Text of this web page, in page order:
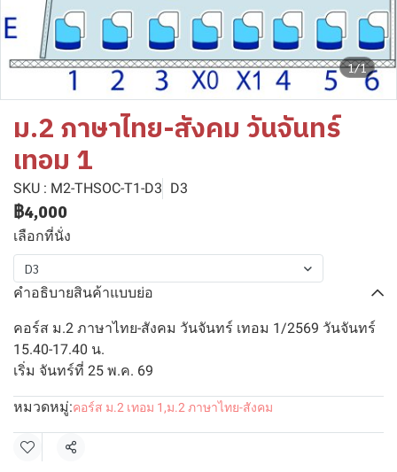
1/1
ม.2 ภาษาไทย-สังคม วันจันทร์
เทอม 1
SKU : M2-THSOC-T1-D3 D3
฿4,000
เลือกที่นั่ง
D3
คำอธิบายสินค้าแบบย่อ
คอร์ส ม.2 ภาษาไทย-สังคม วันจันทร์ เทอม 1/2569 วันจันทร์
15.40-17.40 น.
เริ่ม จันทร์ที่ 25 พ.ค. 69
หมวดหมู่:คอร์ส ม.2 เทอม 1 ,ม.2 ภาษาไทย-สังคม
แชร์